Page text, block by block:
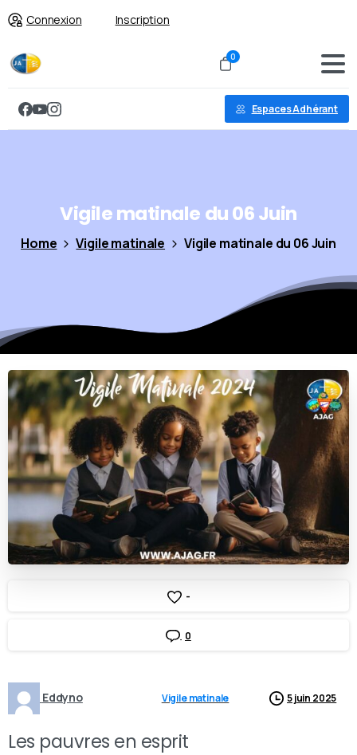
Connexion Inscription
0
Espaces Adhérant
Vigilematinale du06Juin
Home Vigile matinale Vigile matinale du 06 Juin
-
0
Eddyno Vigile matinale 5 juin 2025
Les pauvres en esprit